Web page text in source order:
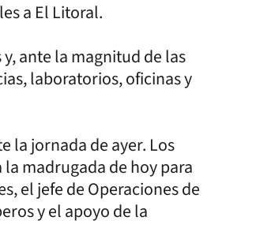
a El Litoral.
ante la magnitud de las
laboratorios, oficinas y
la jornada de ayer. Los
madrugada de hoy para
el jefe de Operaciones de
y el apoyo de la